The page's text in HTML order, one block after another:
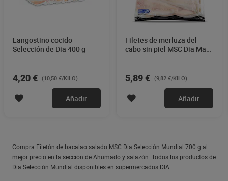
Langostino cocido
Selección de Dia 400 g
4,20 € (10,50 €/KILO)
Añadir
Filetes de merluza del
cabo sin piel MSC Dia Mari
5,89 € (9,82 €/KILO)
Añadir
Compra Filetón de bacalao salado MSC Dia Selección Mundial 700 g al
mejor precio en la sección de Ahumado y salazón. Todos los productos de
Dia Selección Mundial disponibles en supermercados DIA.